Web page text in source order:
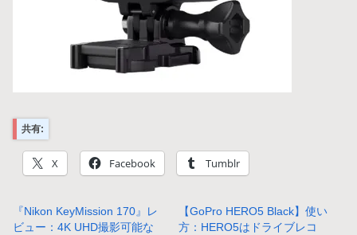
共有:
X Facebook Tumblr
『Nikon KeyMission 170』レ
ビュー：4K UHD撮影可能な
【GoPro HERO5 Black】使い
方：HERO5はドライブレコ